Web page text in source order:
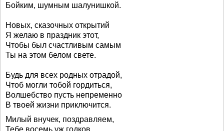
Бойким, шумным шалунишкой.
Новых, сказочных открытий
Я желаю в праздник этот,
Чтобы был счастливым самым
Ты на этом белом свете.
Будь для всех родных отрадой,
Чтоб могли тобой гордиться,
Волшебство пусть непременно
В твоей жизни приключится.
Милый внучек, поздравляем,
Тебе восемь уж годков,